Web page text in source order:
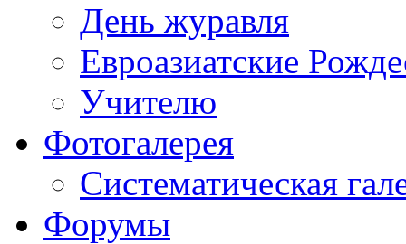
День журавля
Евроазиатские
Учителю
Фотогалерея
Систематическая
Форумы